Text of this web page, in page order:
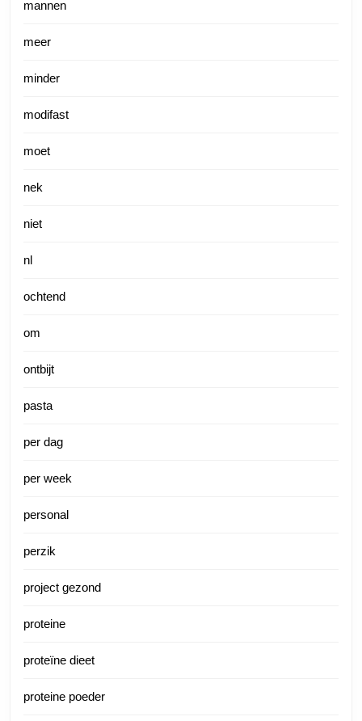
mannen
meer
minder
modifast
moet
nek
niet
nl
ochtend
om
ontbijt
pasta
per dag
per week
personal
perzik
project gezond
proteine
proteïne dieet
proteine poeder